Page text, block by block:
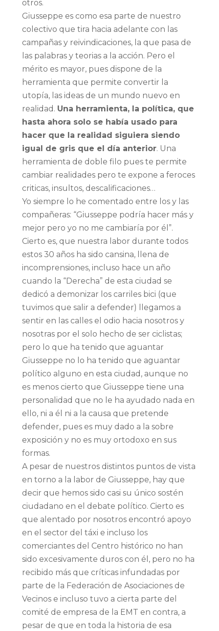
otros.
Giusseppe es como esa parte de nuestro
colectivo que tira hacia adelante con las
campañas y reivindicaciones, la que pasa de
las palabras y teorias a la acción. Pero el
mérito es mayor, pues dispone de la
herramienta que permite convertir la
utopía, las ideas de un mundo nuevo en
realidad. Una herramienta, la política, que
hasta ahora solo se había usado para
hacer que la realidad siguiera siendo
igual de gris que el día anterior. Una
herramienta de doble filo pues te permite
cambiar realidades pero te expone a feroces
criticas, insultos, descalificaciones…
Yo siempre lo he comentado entre los y las
compañeras: “Giusseppe podría hacer más y
mejor pero yo no me cambiaría por él”.
Cierto es, que nuestra labor durante todos
estos 30 años ha sido cansina, llena de
incomprensiones, incluso hace un año
cuando la “Derecha” de esta ciudad se
dedicó a demonizar los carriles bici (que
tuvimos que salir a defender) llegamos a
sentir en las calles el odio hacia nosotros y
nosotras por el solo hecho de ser ciclistas;
pero lo que ha tenido que aguantar
Giusseppe no lo ha tenido que aguantar
político alguno en esta ciudad, aunque no
es menos cierto que Giusseppe tiene una
personalidad que no le ha ayudado nada en
ello, ni a él ni a la causa que pretende
defender, pues es muy dado a la sobre
exposición y no es muy ortodoxo en sus
formas.
A pesar de nuestros distintos puntos de vista
en torno a la labor de Giusseppe, hay que
decir que hemos sido casi su único sostén
ciudadano en el debate político. Cierto es
que alentado por nosotros encontró apoyo
en el sector del táxi e incluso los
comerciantes del Centro histórico no han
sido excesivamente duros con él, pero no ha
recibido más que críticas infundadas por
parte de la Federación de Asociaciones de
Vecinos e incluso tuvo a cierta parte del
comité de empresa de la EMT en contra, a
pesar de que en toda la historia de esa